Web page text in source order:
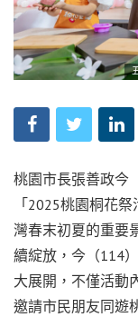
桃園市長張善政今
「2025桃園桐花
灣春末初夏的重要
續綻放，今（114
大展開，不僅活動
邀請市民朋友同遊